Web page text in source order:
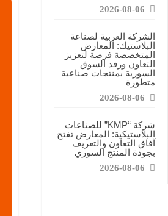
2026-08-06
الشركة العربية لصناعة
البلاستيك: المعارض
المتخصصة فرصة لتعزيز
التعاون ورفد السوق
السورية بمنتجات صناعية
متطورة
2026-08-06
شركة “KMP” للصناعات
البلاستيكية: المعارض تفتح
آفاق التعاون والتعريف
بجودة المنتج السوري
2026-08-06